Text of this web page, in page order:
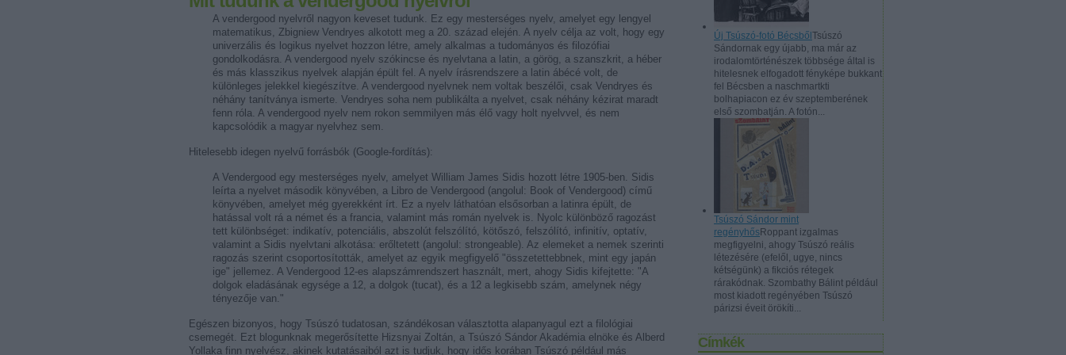
Új Tsúszó-fotó Bécsből Tsúszó
Sándornak egy újabb, ma már az
irodalomtörténészek többsége által is
hitelesnek elfogadott fényképe bukkant
fel Bécsben a naschmartkti
bolhapiacon ez év szeptemberének
első szombatján. A fotón...
Tsúszó Sándor mint
regényhősRoppant izgalmas
megfigyelni, ahogy Tsúszó reális
létezésére (efelől, ugye, nincs
kétségünk) a fikciós rétegek
rárakódnak. Szombathy Bálint például
most kiadott regényében Tsúszó
párizsi éveit örökíti...
Címkék
A vendergood nyelvről nagyon keveset tudunk. Ez egy mesterséges nyelv, amelyet egy lengyel
matematikus, Zbigniew Vendryes alkotott meg a 20. század elején. A nyelv célja az volt, hogy egy
univerzális és logikus nyelvet hozzon létre, amely alkalmas a tudományos és filozófiai
gondolkodásra. A vendergood nyelv szókincse és nyelvtana a latin, a görög, a szanszkrit, a héber
és más klasszikus nyelvek alapján épült fel. A nyelv írásrendszere a latin ábécé volt, de
különleges jelekkel kiegészítve. A vendergood nyelvnek nem voltak beszélői, csak Vendryes és
néhány tanítványa ismerte. Vendryes soha nem publikálta a nyelvet, csak néhány kézirat maradt
fenn róla. A vendergood nyelv nem rokon semmilyen más élő vagy holt nyelvvel, és nem
kapcsolódik a magyar nyelvhez sem.
Hitelesebb idegen nyelvű forrásbók (Google-fordítás):
A Vendergood egy mesterséges nyelv, amelyet William James Sidis hozott létre 1905-ben. Sidis
leírta a nyelvet második könyvében, a Libro de Vendergood (angolul: Book of Vendergood) című
könyvében, amelyet még gyerekként írt. Ez a nyelv láthatóan elsősorban a latinra épült, de
hatással volt rá a német és a francia, valamint más román nyelvek is. Nyolc különböző ragozást
tett különbséget: indikatív, potenciális, abszolút felszólító, kötőszó, felszólító, infinitív, optatív,
valamint a Sidis nyelvtani alkotása: erőltetett (angolul: strongeable). Az elemeket a nemek szerinti
ragozás szerint csoportosították, amelyet az egyik megfigyelő "összetettebbnek, mint egy japán
ige" jellemez. A Vendergood 12-es alapszámrendszert használt, mert, ahogy Sidis kifejtette: "A
dolgok eladásának egysége a 12, a dolgok (tucat), és a 12 a legkisebb szám, amelynek négy
tényezője van."
Egészen bizonyos, hogy Tsúszó tudatosan, szándékosan választotta alapanyagul ezt a filológiai
csemegét. Ezt blogunknak megerősítette Hizsnyai Zoltán, a Tsúszó Sándor Akadémia elnöke és Alberd
Yollaka finn nyelvész, akinek kutatásaiból azt is tudjuk, hogy idős korában Tsúszó például más